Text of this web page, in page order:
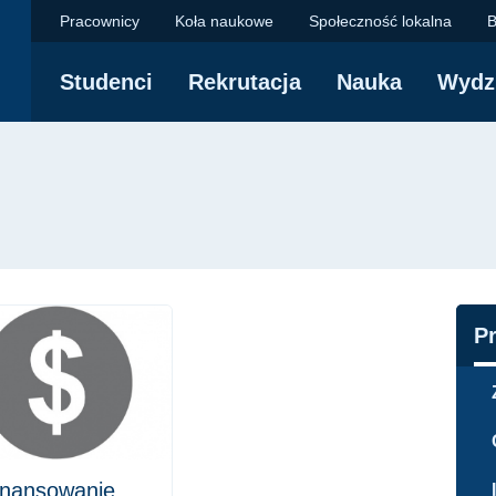
Pracownicy Koła naukowe Społeczność lokalna
Studenci Rekrutacja Nauka